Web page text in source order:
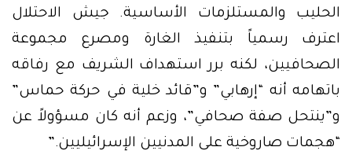
الحليب والمستلزمات الأساسية. جيش الاحتلال
اعترف رسمياً بتنفيذ الغارة ومصرع مجموعة
الصحافيين، لكنه برر استهداف الشريف مع رفاقه
باتهامه أنه “إرهابي” و”قائد خلية في حركة حماس”
و”ينتحل صفة صحافي”، وزعم أنه كان مسؤولاً عن
“هجمات صاروخية على المدنيين الإسرائيليين.”